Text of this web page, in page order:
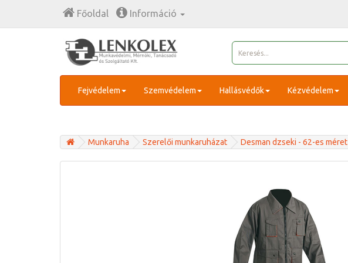
Főoldal Információ
Fejvédelem Szemvédelem Hallásvédők Kézvédelem
Munkaruha Szerelői munkaruházat Desman dzseki - 62-es méret